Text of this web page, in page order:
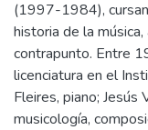
(1997-1984),
historia de la
contrapunto. Entre
licenciatura en el
Fleires, piano; Jesús
musicología,